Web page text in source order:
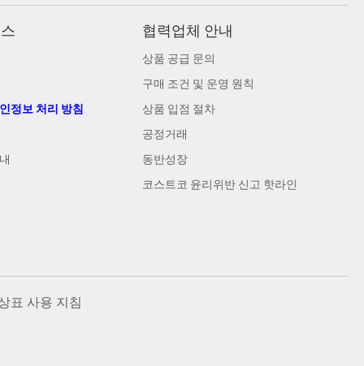
정보 처리 방침
협력업체 안내
상품 공급 문의
구매 조건 및 운영 원칙
상품 입점 절차
공정거래
동반성장
코스트코 윤리위반 신고 핫라인
표 사용 지침